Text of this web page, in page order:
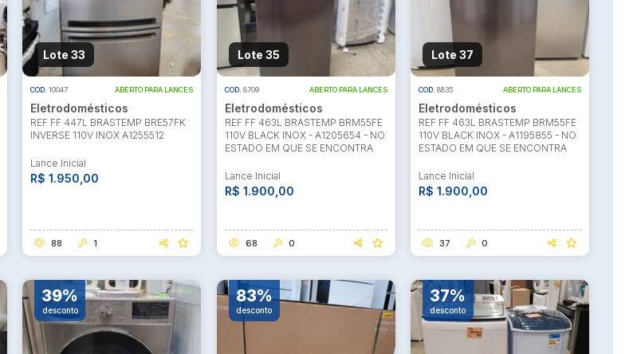
Lote 33
COD. 10047 ABERTO PARA LANCES
Eletrodomésticos
REF FF 447L BRASTEMP BRE57FK
INVERSE 110V INOX A1255512
Lance Inicial
R$ 1.950,00
88 1
Lote 35
COD. 8709 ABERTO PARA LANCES
Eletrodomésticos
REF FF 463L BRASTEMP BRM55FE
110V BLACK INOX - A1205654 - NO
ESTADO EM QUE SE ENCONTRA
Lance Inicial
R$ 1.900,00
68 0
Lote 37
COD. 8835 ABERTO PARA LANCES
Eletrodomésticos
REF FF 463L BRASTEMP BRM55FE
110V BLACK INOX - A1195855 - NO
ESTADO EM QUE SE ENCONTRA
Lance Inicial
R$ 1.900,00
37 0
39%
desconto
83%
desconto
37%
desconto